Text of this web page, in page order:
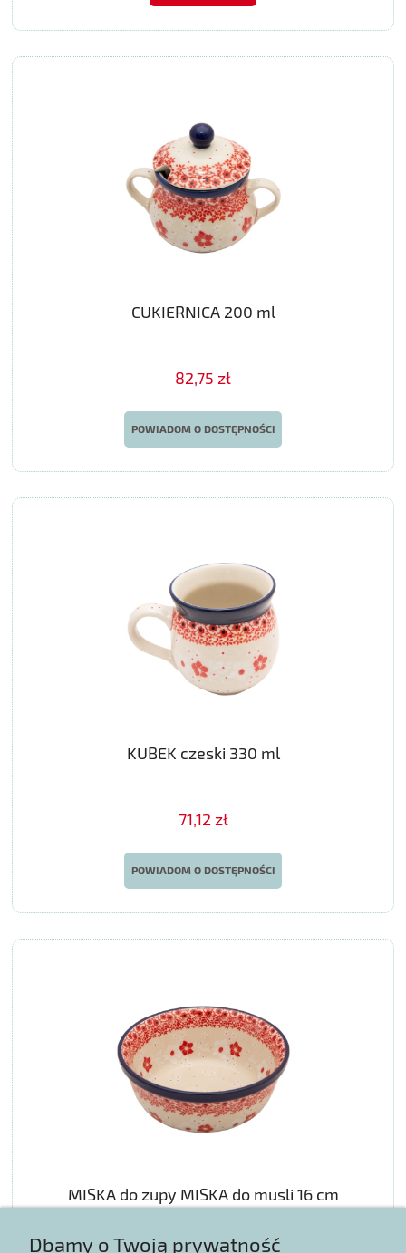
CUKIERNICA 200 ml
82,75 zł
POWIADOM O DOSTĘPNOŚCI
KUBEK czeski 330 ml
71,12 zł
POWIADOM O DOSTĘPNOŚCI
MISKA do zupy MISKA do musli 16 cm
Dbamy o Twoją prywatność